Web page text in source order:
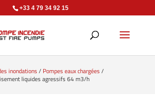
+33 4 79 34 92 15
inondations / Pompes eaux chargées /
liquides agressifs 64 m3/h